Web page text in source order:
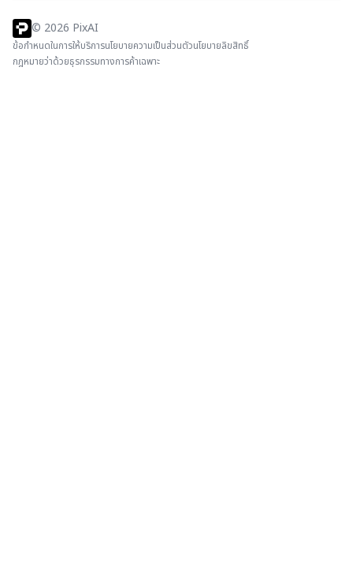
© 2026 PixAI
ข้อกำหนดในการให้บริการนโยบายความเป็นส่วนตัวนโยบายลิขสิทธิ์
กฎหมายว่าด้วยธุรกรรมทางการค้าเฉพาะ